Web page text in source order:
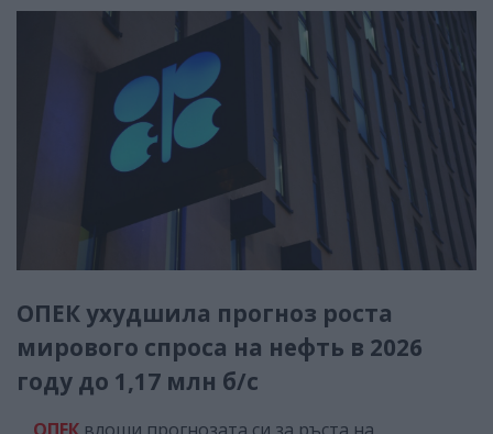
ОПЕК ухудшила прогноз роста
мирового спроса на нефть в 2026
году до 1,17 млн б/с
ОПЕК влоши прогнозата си за ръста на